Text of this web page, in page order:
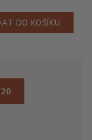
DO KOŠÍKU